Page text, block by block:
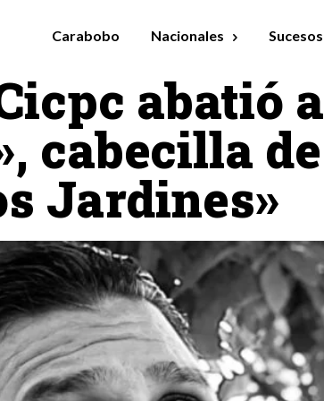
Carabobo Nacionales Sucesos
abatió a
cabecilla de
Jardines»